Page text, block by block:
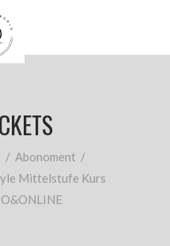
/ Abonoment /
Mittelstufe Kurs